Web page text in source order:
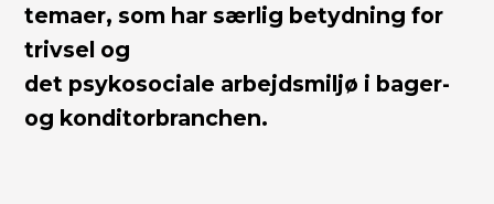
temaer, som har særlig betydning for
trivsel og
det psykosociale arbejdsmiljø i bager-
og konditorbranchen.